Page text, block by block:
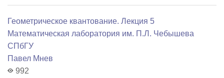
Геометрическое квантование. Лекция 5
Математичеcкая лаборатория им. П.Л. Чебышева
СПбГУ
Павел Мнев
992